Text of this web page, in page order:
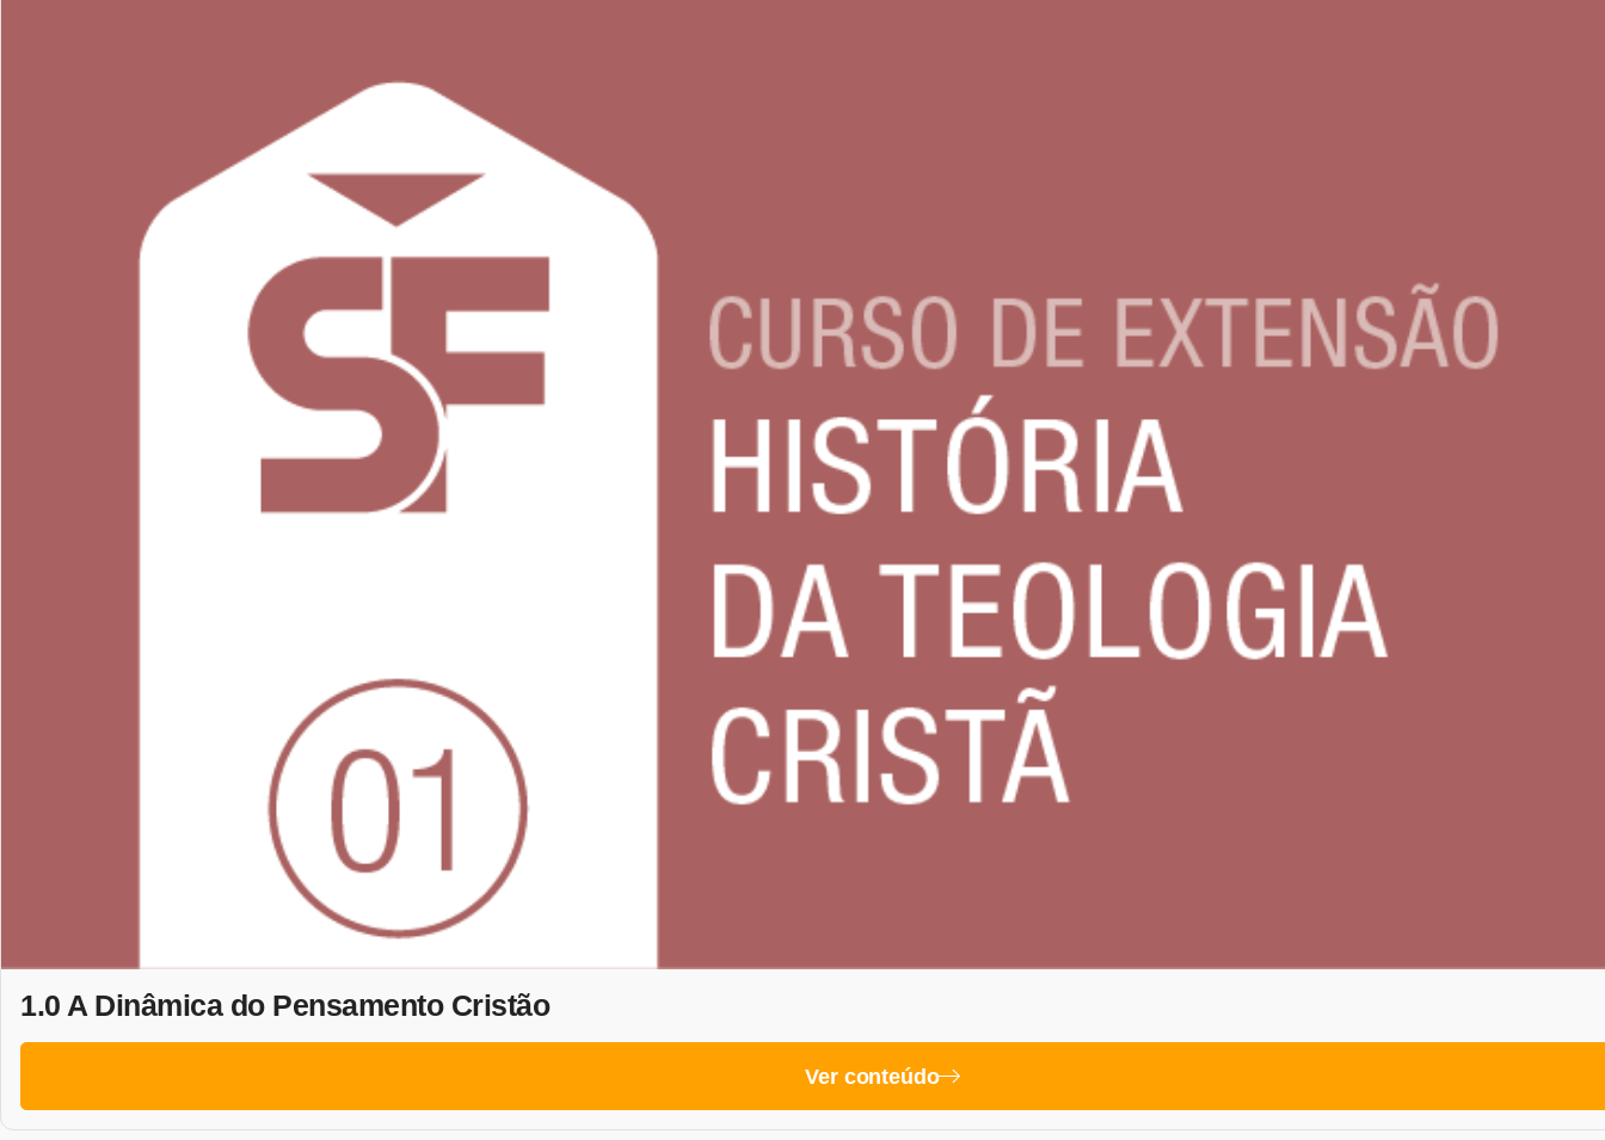
1.0 A Dinâmica do Pensamento Cristão
Ver conteúdo